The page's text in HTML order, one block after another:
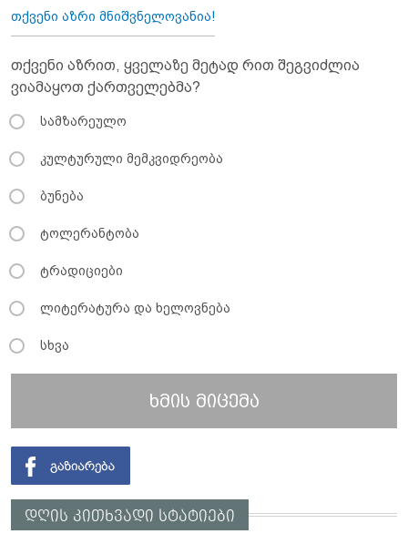
თქვენი აზრი მნიშვნელოვანია!
თქვენი აზრით, ყველაზე მეტად რით შეგვიძლია
ვიამაყოთ ქართველებმა?
სამზარეულო
კულტურული მემკვიდრეობა
ბუნება
ტოლერანტობა
ტრადიციები
ლიტერატურა და ხელოვნება
სხვა
ხმის მიცემა
დღის კითხვადი სტატიები